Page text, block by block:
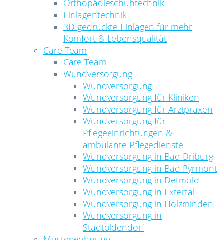
Orthopädieschuhtechnik
Einlagentechnik
3D-gedruckte Einlagen für mehr
Komfort & Lebensqualität
Care Team
Care Team
Wundversorgung
Wundversorgung
Wundversorgung für Kliniken
Wundversorgung für Arztpraxen
Wundversorgung für
Pflegeeinrichtungen &
ambulante Pflegedienste
Wundversorgung in Bad Driburg
Wundversorgung in Bad Pyrmont
Wundversorgung in Detmold
Wundversorgung in Extertal
Wundversorgung in Holzminden
Wundversorgung in
Stadtoldendorf